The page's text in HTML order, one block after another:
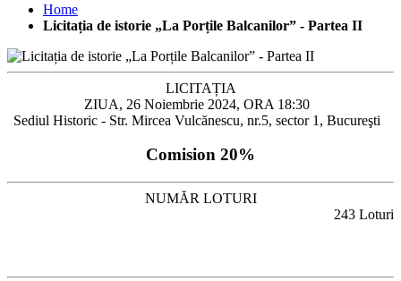
Home
Licitația de istorie „La Porțile Balcanilor” - Partea II
LICITAȚIA
ZIUA, 26 Noiembrie 2024, ORA 18:30
Sediul Historic - Str. Mircea Vulcănescu, nr.5, sector 1, Bucureşti
Comision 20%
NUMĂR LOTURI
243 Loturi